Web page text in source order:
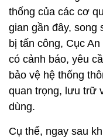
thống của các cơ
gian gần đây, song
bị tấn công, Cục
có cảnh báo, yêu
bảo vệ hệ thống
quan trọng, lưu trữ
dùng.
Cụ thể, ngay sau